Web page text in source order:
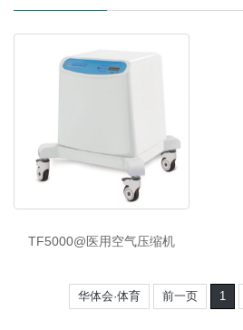
TF5000@医用空气压缩机
华体会·体育 前一页 1